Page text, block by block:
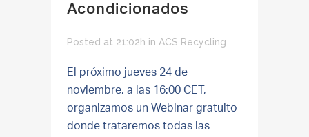
Acondicionados
Posted at 21:02h in ACS Recycling
El próximo jueves 24 de
noviembre, a las 16:00 CET,
organizamos un Webinar gratuito
donde trataremos todas las